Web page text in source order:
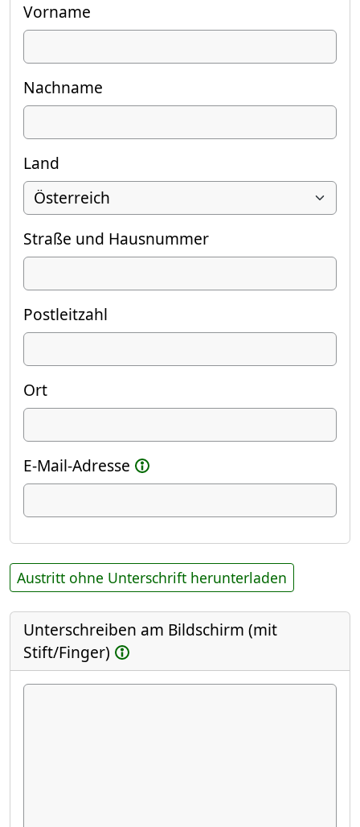
Vorname
Nachname
Land
Straße und Hausnummer
Postleitzahl
Ort
E-Mail-Adresse
Austritt ohne Unterschrift herunterladen
Unterschreiben am Bildschirm (mit
Stift/Finger)